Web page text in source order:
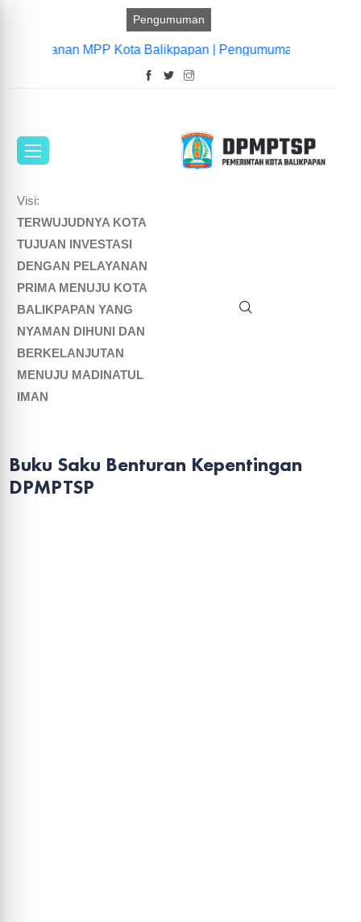
Pengumuman
Layanan MPP Kota Balikpapan |Pengumuman
Visi:
TERWUJUDNYA KOTA
TUJUAN INVESTASI
DENGAN PELAYANAN
PRIMA MENUJU KOTA
BALIKPAPAN YANG
NYAMAN DIHUNI DAN
BERKELANJUTAN
MENUJU MADINATUL
IMAN
Buku Saku Benturan Kepentingan
DPMPTSP